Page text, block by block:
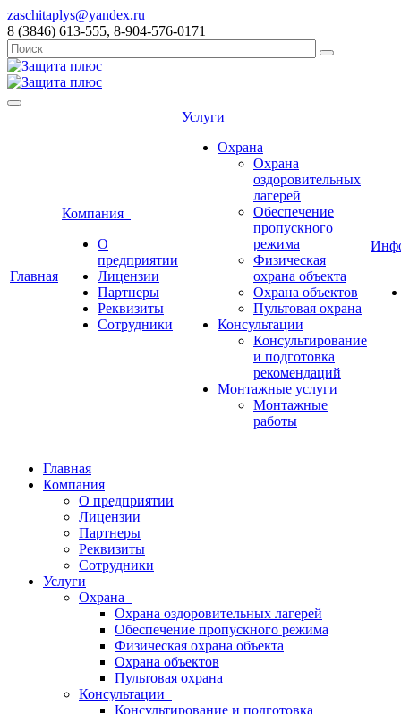
zaschitaplys@yandex.ru
8 (3846) 613-555, 8-904-576-0171
Главная
Компания
О
предприятии
Лицензии
Партнеры
Реквизиты
Сотрудники
Услуги
Охрана
Охрана
оздоровительных
лагерей
Обеспечение
пропускного
режима
Физическая
охрана объекта
Охрана объектов
Пультовая охрана
Консультации
Консультирование
и подготовка
рекомендаций
Монтажные услуги
Монтажные
работы
Главная
Компания
О предприятии
Лицензии
Партнеры
Реквизиты
Сотрудники
Услуги
Охрана
Охрана оздоровительных лагерей
Обеспечение пропускного режима
Физическая охрана объекта
Охрана объектов
Пультовая охрана
Консультации
Консультирование и подготовка